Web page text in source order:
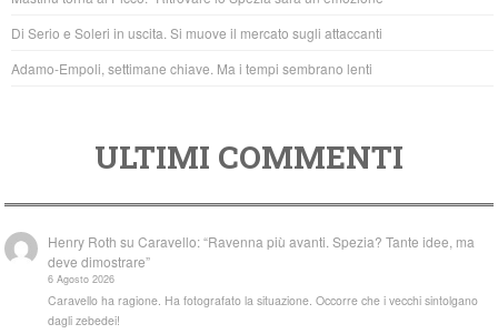
k
Di Serio e Soleri in uscita. Si muove il mercato sugli attaccanti
Adamo-Empoli, settimane chiave. Ma i tempi sembrano lenti
ULTIMI COMMENTI
Henry Roth suCaravello: “Ravenna più avanti. Spezia? Tante idee, ma
deve dimostrare”
6 Agosto 2026
Caravello ha ragione. Ha fotografato la situazione. Occorre che i vecchi sintolgano
dagli zebedei!